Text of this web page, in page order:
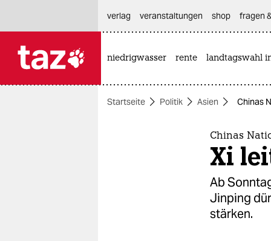
themen
verlag
veranstaltungen shop fragen
niedrigwasser rente landtagswahl
Startseite Politik Asien Chinas
Chinas
Xi
Ab
Jinping
stärken.​